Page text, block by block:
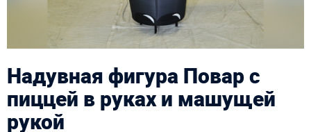
Надувная фигура Повар с
пиццей в руках и машущей
рукой